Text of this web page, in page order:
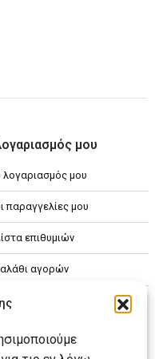
μου
λογαριασμός μου
παραγγελίες μου
επιθυμιών
αγορών